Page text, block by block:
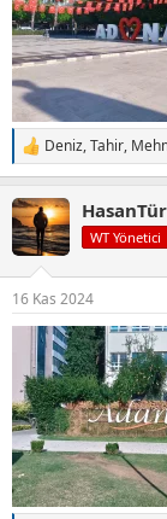
T
e
k
i
l
:
Deniz,Tahir,
WT Yönetici
16 Kas 2024